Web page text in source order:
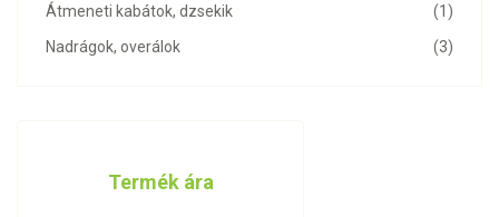
(1)
Átmeneti kabátok, dzsekik
(3)
Nadrágok, overálok
Termék ára